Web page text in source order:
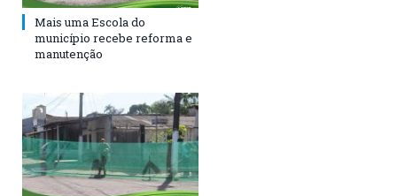
Mais uma Escola do
município recebe reforma e
manutenção